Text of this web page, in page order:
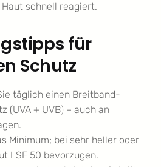
schnell reagiert.
für
Schutz
täglich einen Breitband-
(UVA + UVB) – auch an
Minimum; bei sehr heller oder
LSF 50 bevorzugen.